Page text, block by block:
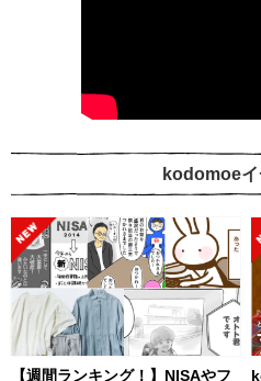
kodomoeイ
【週間ランキング！】NISAやフ